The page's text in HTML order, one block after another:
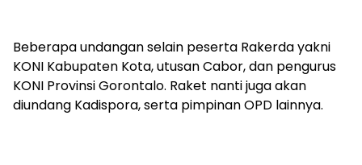
Beberapa undangan selain peserta Rakerda yakni
KONI Kabupaten Kota, utusan Cabor, dan pengurus
KONI Provinsi Gorontalo. Raket nanti juga akan
diundang Kadispora, serta pimpinan OPD lainnya.